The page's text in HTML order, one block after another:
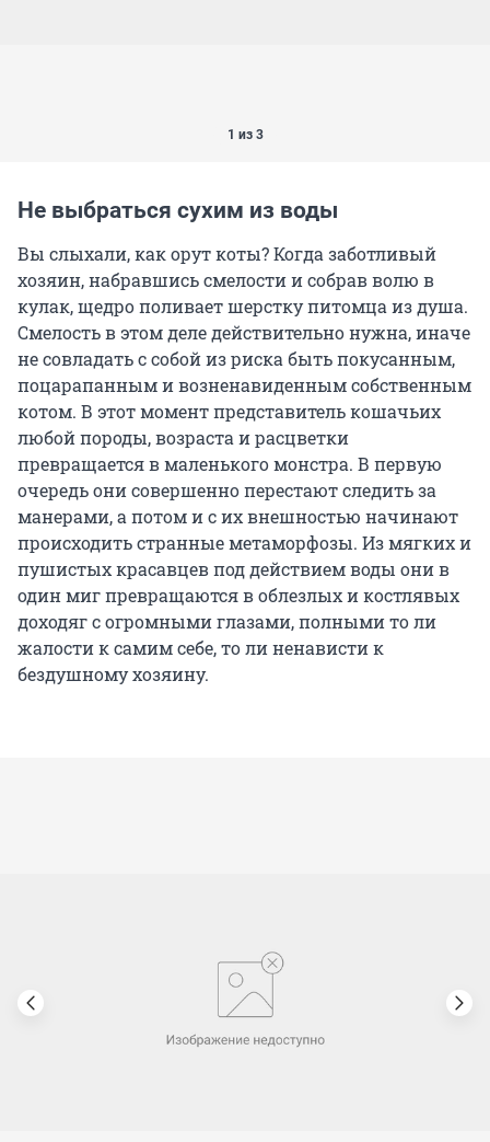
1 из 3
Не выбраться сухим из воды
Вы слыхали, как орут коты? Когда заботливый
хозяин, набравшись смелости и собрав волю в
кулак, щедро поливает шерстку питомца из душа.
Смелость в этом деле действительно нужна, иначе
не совладать с собой из риска быть покусанным,
поцарапанным и возненавиденным собственным
котом. В этот момент представитель кошачьих
любой породы, возраста и расцветки
превращается в маленького монстра. В первую
очередь они совершенно перестают следить за
манерами, а потом и с их внешностью начинают
происходить странные метаморфозы. Из мягких и
пушистых красавцев под действием воды они в
один миг превращаются в облезлых и костлявых
доходяг с огромными глазами, полными то ли
жалости к самим себе, то ли ненависти к
бездушному хозяину.